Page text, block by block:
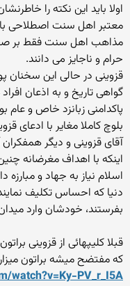
اولا باید این نکته را
معتبر اهل سنت اصطلاحی با
مذاهب اهل سنت فقط بر
حرام و ناجایز می دانند.
قزوینی در حالی این سخنان
گواهی تاریخ و به اذعان
پاکدامنی زبان‏زد خاص و
بلوچ کاملا مغایر با ادعای
آقای قزوینی و دیگر همفکران
اینکه با اهداف مغرضانه
اسلام نیاز به جهاد و
دنیا که احساس تکلیف
بفرستند، خودشان وارد
قبلا کلیپهائی از قزوینی
که مفتضح میشه براتون
watch?v=Ky-PV_r_I5A